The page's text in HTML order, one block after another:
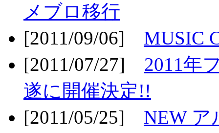
メブロ移行
[2011/09/06] MUSIC
[2011/07/27] 2011年
遂に開催決定!!
[2011/05/25] NEW